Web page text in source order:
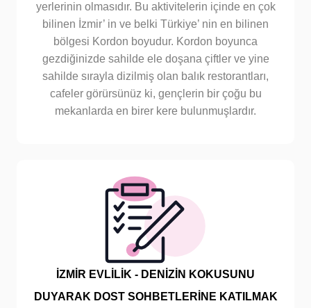
yerlerinin olmasıdır. Bu aktivitelerin içinde en çok
bilinen İzmir’ in ve belki Türkiye’ nin en bilinen
bölgesi Kordon boyudur. Kordon boyunca
gezdiğinizde sahilde ele doşana çiftler ve yine
sahilde sırayla dizilmiş olan balık restorantları,
cafeler görürsünüz ki, gençlerin bir çoğu bu
mekanlarda en birer kere bulunmuşlardır.
İZMİR EVLİLİK - DENİZİN KOKUSUNU
DUYARAK DOST SOHBETLERİNE KATILMAK